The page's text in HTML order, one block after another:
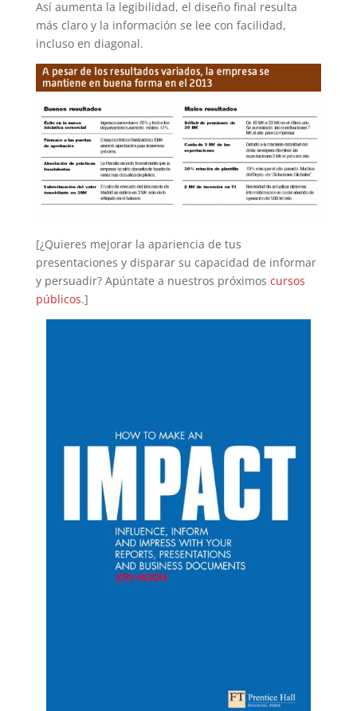
Así aumenta la legibilidad, el diseño final resulta
más claro y la información se lee con facilidad,
incluso en diagonal.
[¿Quieres mejorar la apariencia de tus
presentaciones y disparar su capacidad de informar
y persuadir? Apúntate a nuestros próximos cursos
públicos.]